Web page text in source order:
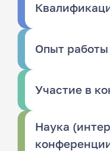
Опыт работы
Участие в
Наука